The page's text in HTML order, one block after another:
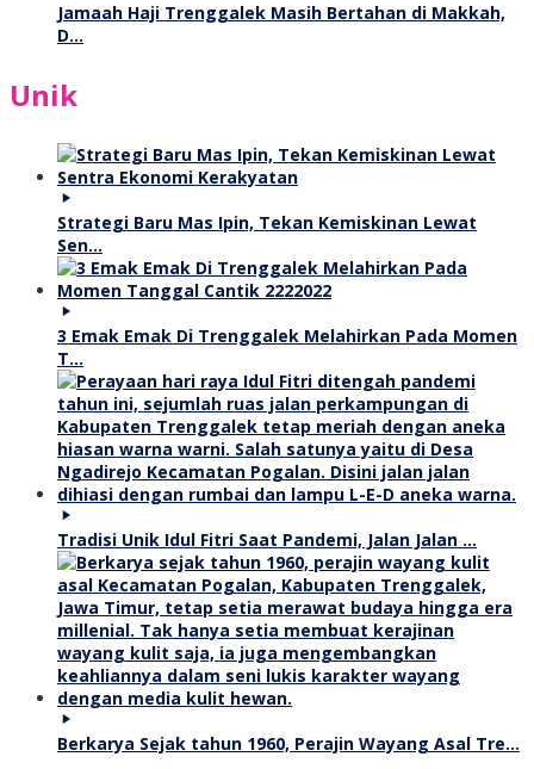
Jamaah Haji Trenggalek Masih Bertahan di Makkah,
D…
Unik
Strategi Baru Mas Ipin, Tekan Kemiskinan Lewat
Sen…
3 Emak Emak Di Trenggalek Melahirkan Pada Momen
T…
Tradisi Unik Idul Fitri Saat Pandemi, Jalan Jalan …
Berkarya Sejak tahun 1960, Perajin Wayang Asal Tre…